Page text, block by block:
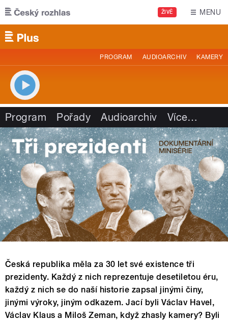
Přejít k hlavnímu obsahu
ŽIVĚ MENU
PROGRAM AUDIOARCHIV KAMERY
Program Pořady Audioarchiv Více…
Česká republika měla za 30 let své existence tři
prezidenty. Každý z nich reprezentuje desetiletou éru,
každý z nich se do naší historie zapsal jinými činy,
jinými výroky, jiným odkazem. Jací byli Václav Havel,
Václav Klaus a Miloš Zeman, když zhasly kamery? Byli